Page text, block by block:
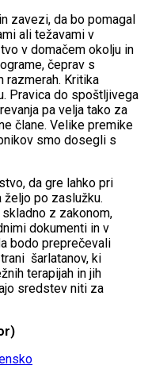
zavezi, da bo pomagal
ali težavami v
v domačem okolju in
čeprav s
razmerah. Kritika
Pravica do spoštljivega
pa velja tako za
člane. Velike premike
smo dosegli s
da gre lahko pri
po zaslužku.
z zakonom,
dokumenti in v
bodo preprečevali
šarlatanov, ki
terapijah in jih
sredstev niti za